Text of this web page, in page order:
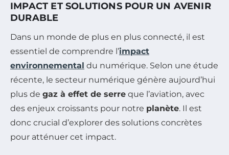
IMPACT ET SOLUTIONS POUR UN AVENIR
DURABLE
Dans un monde de plus en plus connecté, il est
essentiel de comprendre l’impact
environnemental du numérique. Selon une étude
récente, le secteur numérique génère aujourd’hui
plus de gaz à effet de serre que l’aviation, avec
des enjeux croissants pour notre planète. Il est
donc crucial d’explorer des solutions concrètes
pour atténuer cet impact.